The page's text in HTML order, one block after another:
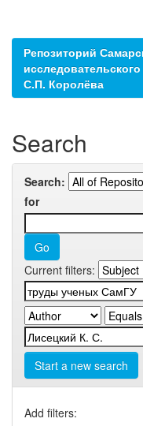
Репозиторий
С.П. Королёва
Search
Search:
for
Current filters:
Start a new search
Add filters: